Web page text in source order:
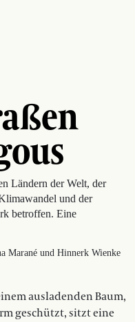
Ländern der Welt, der
und der
betroffen. Eine
Marané und Hinnerk Wienke
ausladenden Baum,
geschützt, sitzt eine